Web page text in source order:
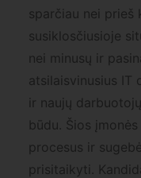
sparčiau nei prieš
susiklosčiusioje
nei minusų ir
atsilaisvinusius IT
ir naujų
būdu. Šios
procesus ir
prisitaikyti.